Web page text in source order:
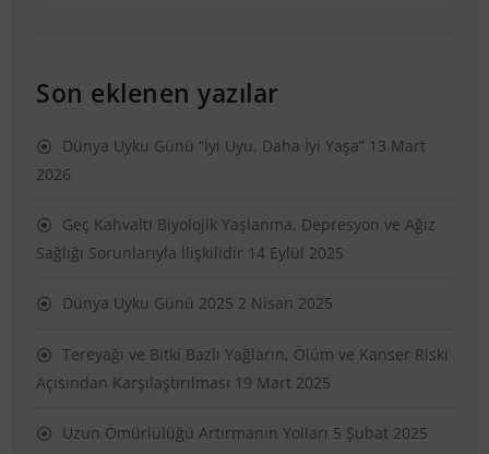
Son eklenen yazılar
Dünya Uyku Günü “İyi Uyu, Daha İyi Yaşa” 13 Mart
2026
Geç Kahvaltı Biyolojik Yaşlanma, Depresyon ve Ağız
Sağlığı Sorunlarıyla İlişkilidir 14 Eylül 2025
Dünya Uyku Günü 2025 2 Nisan 2025
Tereyağı ve Bitki Bazlı Yağların, Ölüm ve Kanser Riski
Açısından Karşılaştırılması 19 Mart 2025
Uzun Ömürlülüğü Artırmanın Yolları 5 Şubat 2025